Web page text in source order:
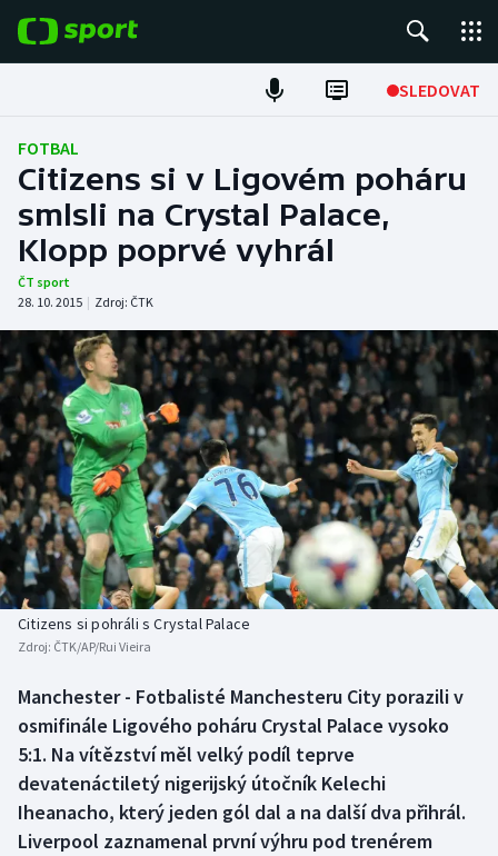
SLEDOVAT
Fotbal
Hokej
Tenis
Atletika
Cyklistika
DALŠÍ SPORTY
Americký fotbal
Baseball a softbal
Basketbal
Biatlon
Box
Curling
Dostihy
NEPŘEHLÉDNĚTE
Soutěže
Historické návraty
Aplikace ČT sport
FOTBAL
Citizens si v Ligovém poháru
smlsli na Crystal Palace,
Klopp poprvé vyhrál
ČT sport
28. 10. 2015 | Zdroj: ČTK
Citizens si pohráli s Crystal Palace
Zdroj: ČTK/AP/Rui Vieira
Manchester - Fotbalisté Manchesteru City porazili v
osmifinále Ligového poháru Crystal Palace vysoko
5:1. Na vítězství měl velký podíl teprve
devatenáctiletý nigerijský útočník Kelechi
Iheanacho, který jeden gól dal a na další dva přihrál.
Liverpool zaznamenal první výhru pod trenérem